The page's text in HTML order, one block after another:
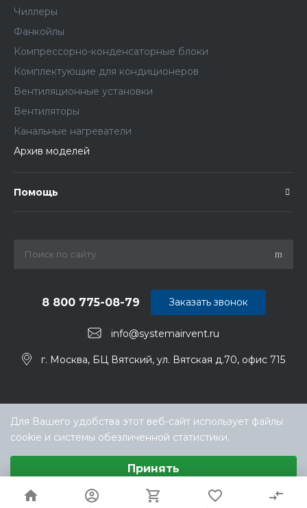
Чиллеры
Фанкойлы
Компрессорно-конденсаторные блоки
Комплектующие для кондиционеров
Вентиляционные установки
Вентиляторы
Канальные нагреватели
Архив моделей
Помощь
info@systemairvent.ru
8 800 775-08-79
г. Москва, БЦ Вятский, ул. Вятская д.70, офис 715
Заказать звонок
© ООО «ТЕХНОКЛИМАТ ИНЖИНИРИНГ», официальный
дилер Systemair (Системэйр) в РФ
Для Вашего удобства этот веб-сайт использует файлы
cookie и системы обезличенной статистики.
Аналитические/Функциональные
Принять
Настроить